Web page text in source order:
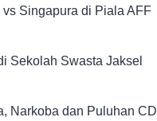
Singapura di Piala AFF
Sekolah Swasta Jaksel
Narkoba dan Puluhan CD